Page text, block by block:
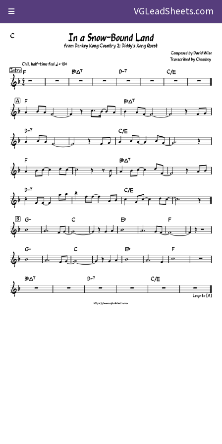
VGLeadSheets.com